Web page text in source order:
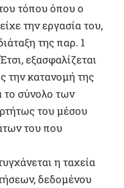
τόπου όπου ο
την εργασία του,
της παρ. 1
εξασφαλίζεται
την κατανομή της
το σύνολο των
του μέσου
του που
η ταχεία
δεδομένου